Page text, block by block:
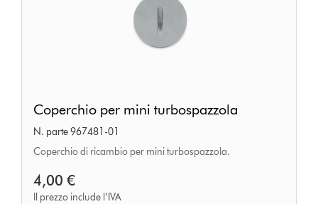
per
mini
turbospazzola
Coperchio per mini turbospazzola
N. parte 967481-01
Coperchio di ricambio per mini turbospazzola.
4,00 €
Il prezzo include l’IVA